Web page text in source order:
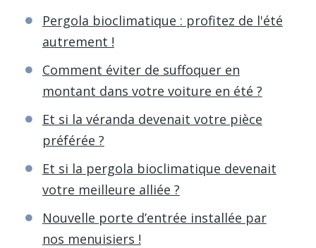
Pergola bioclimatique : profitez de l'été
autrement !
Comment éviter de suffoquer en
montant dans votre voiture en été ?
Et si la véranda devenait votre pièce
préférée ?
Et si la pergola bioclimatique devenait
votre meilleure alliée ?
Nouvelle porte d’entrée installée par
nos menuisiers !